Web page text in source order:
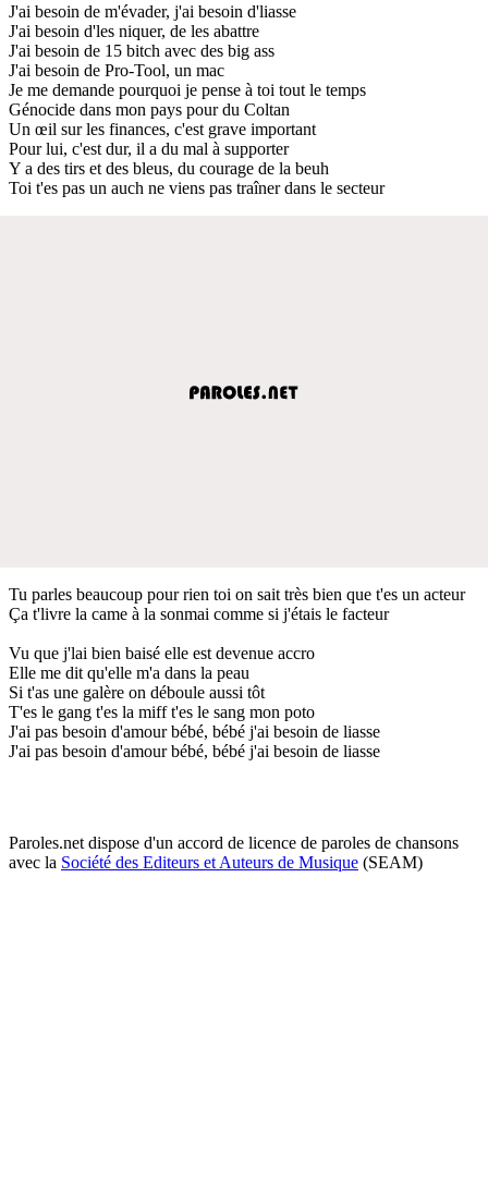
J'ai besoin de m'évader, j'ai besoin d'liasse
J'ai besoin d'les niquer, de les abattre
J'ai besoin de 15 bitch avec des big ass
J'ai besoin de Pro-Tool, un mac
Je me demande pourquoi je pense à toi tout le temps
Génocide dans mon pays pour du Coltan
Un œil sur les finances, c'est grave important
Pour lui, c'est dur, il a du mal à supporter
Y a des tirs et des bleus, du courage de la beuh
Toi t'es pas un auch ne viens pas traîner dans le secteur
Tu parles beaucoup pour rien toi on sait très bien que t'es un acteur
Ça t'livre la came à la sonmai comme si j'étais le facteur
Vu que j'lai bien baisé elle est devenue accro
Elle me dit qu'elle m'a dans la peau
Si t'as une galère on déboule aussi tôt
T'es le gang t'es la miff t'es le sang mon poto
J'ai pas besoin d'amour bébé, bébé j'ai besoin de liasse
J'ai pas besoin d'amour bébé, bébé j'ai besoin de liasse
Paroles.net dispose d'un accord de licence de paroles de chansons
avec la Société des Editeurs et Auteurs de Musique (SEAM)